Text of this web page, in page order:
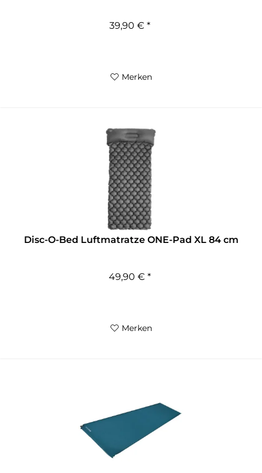
39,90 € *
Merken
Disc-O-Bed Luftmatratze ONE-Pad XL 84 cm
49,90 € *
Merken